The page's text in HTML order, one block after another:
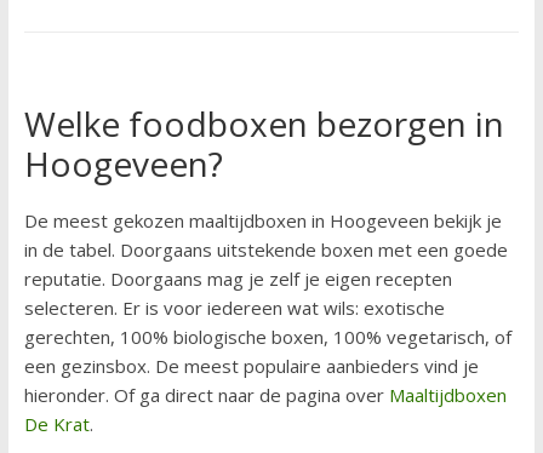
Welke foodboxen bezorgen in
Hoogeveen?
De meest gekozen maaltijdboxen in Hoogeveen bekijk je
in de tabel. Doorgaans uitstekende boxen met een goede
reputatie. Doorgaans mag je zelf je eigen recepten
selecteren. Er is voor iedereen wat wils: exotische
gerechten, 100% biologische boxen, 100% vegetarisch, of
een gezinsbox. De meest populaire aanbieders vind je
hieronder. Of ga direct naar de pagina over Maaltijdboxen
De Krat.